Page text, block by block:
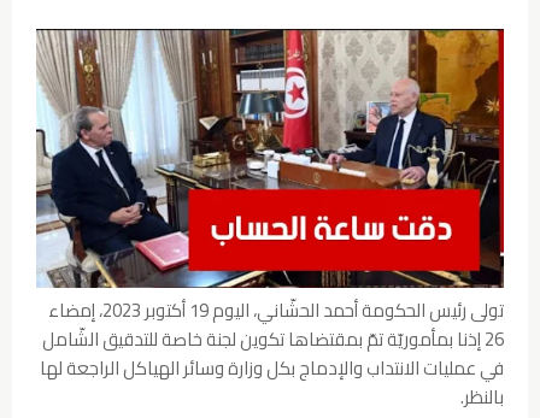
تولى رئيس الحكومة أحمد الحشّاني، اليوم 19 أكتوبر 2023، إمضاء
26 إذنا بمأموريّة تمّ بمقتضاها تكوين لجنة خاصة للتدقيق الشّامل
في عمليات الانتداب والإدماج بكل وزارة وسائر الهياكل الراجعة لها
بالنظر.